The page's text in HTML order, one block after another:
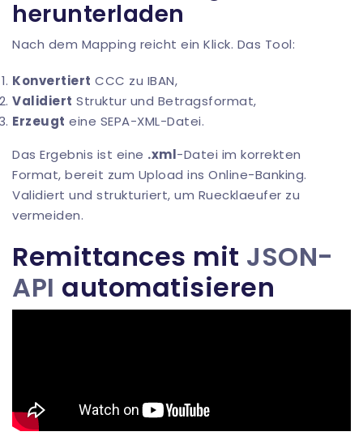
herunterladen
Nach dem Mapping reicht ein Klick. Das Tool:
Konvertiert CCC zu IBAN,
Validiert Struktur und Betragsformat,
Erzeugt eine SEPA-XML-Datei.
Das Ergebnis ist eine .xml-Datei im korrekten
Format, bereit zum Upload ins Online-Banking.
Validiert und strukturiert, um Ruecklaeufer zu
vermeiden.
Remittances mit JSON-
API automatisieren